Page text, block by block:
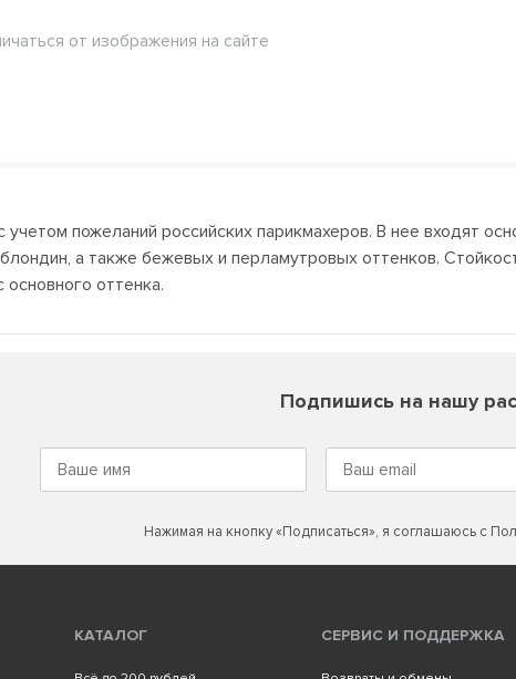
от изображения на сайте
пожеланий российских парикмахеров. В нее входят
а также бежевых и перламутровых оттенков.
оттенка.
Подпишись на нашу
Нажимая на кнопку «Подписаться», я соглашаюсь с
КАТАЛОГ СЕРВИС И ПОДДЕРЖКА